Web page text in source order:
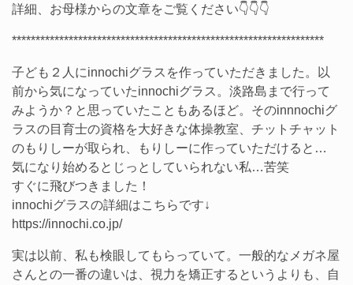
詳細、お母様からの文章をご覧ください👇👇👇
******************************************************************
子ども２人にinnochiグラスを作っていただきました。以
前から気になっていたinnochiグラス。淡路島まで行って
みようか？と思っていたこともあるほど。そのinnnochiグ
ラスの目育士の資格を大好きな体操教室、チットチャット
のもりしーが取られ、もりしーに作っていただけると…
気になり始めるとじっとしていられない私…苦笑
すぐに飛びつきました！
innochiグラスの詳細はこちらです↓
https://innochi.co.jp/
実は以前、私も検眼してもらっていて。一般的なメガネ屋
さんとの一番の違いは、視力を矯正するというよりも、自